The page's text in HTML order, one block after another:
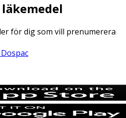
för dig som vill prenumerera